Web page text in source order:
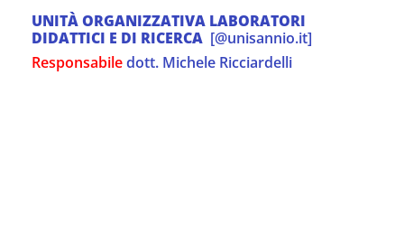
UNITÀ ORGANIZZATIVA LABORATORI
DIDATTICI E DI RICERCA [@unisannio.it]
Responsabiledott. Michele Ricciardelli